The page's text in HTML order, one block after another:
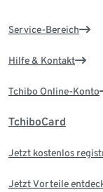
Service-Bereich
Hilfe & Kontakt
Tchibo Online-Konto
TchiboCard
Jetzt kostenlos
Jetzt Vorteile